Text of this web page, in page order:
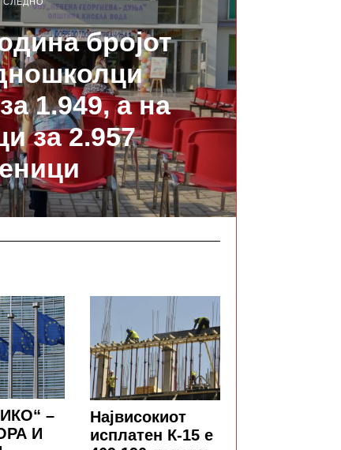
бројот
1.949, а на
за 2.957
–
И
Највисокиот
исплатен К-15 е